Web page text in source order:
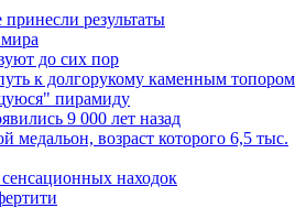
результаты
до сих пор
к долгорукому каменным топором
пирамиду
9 000 лет назад
медальон, возраст которого 6,5 тыс.
находок